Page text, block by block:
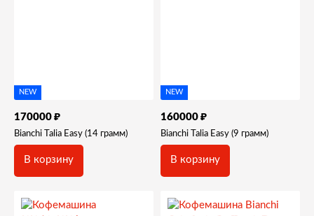
NEW
170000 ₽
Bianchi Talia Easy (14 грамм)
В корзину
NEW
160000 ₽
Bianchi Talia Easy (9 грамм)
В корзину